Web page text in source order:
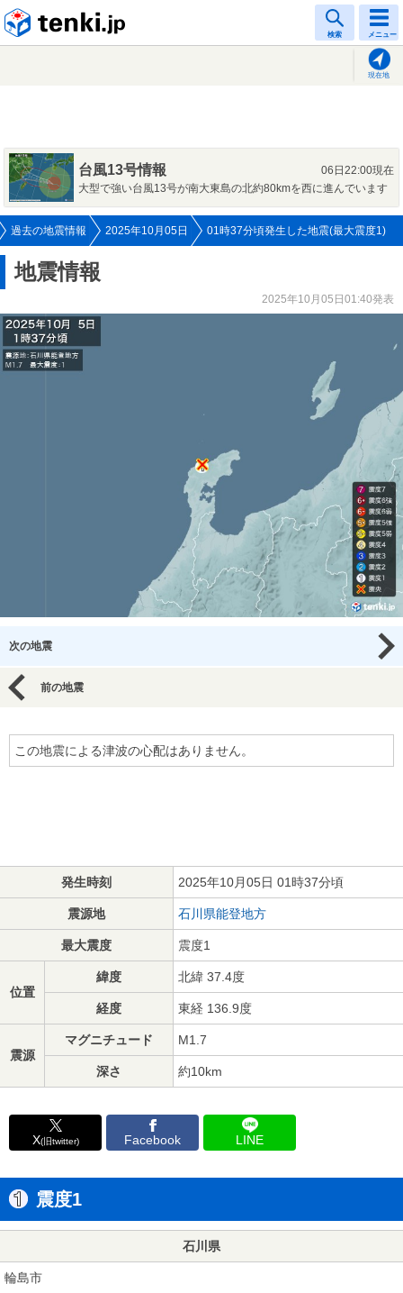
検索 メニュー
現在地
台風13号情報
06日22:00現在
大型で強い台風13号が南大東島の北約80kmを西に進んでいます
過去の地震情報 2025年10月05日 01時37分頃発生した地震(最大震度1)
地震情報
2025年10月05日01:40発表
次の地震
前の地震
この地震による津波の心配はありません。
発生時刻 2025年10月05日 01時37分頃
震源地 石川県能登地方
最大震度 震度1
位置
緯度 北緯 37.4度
経度 東経 136.9度
震源
マグニチュード M1.7
深さ 約10km
X(旧twitter) Facebook LINE
震度1
石川県
輪島市